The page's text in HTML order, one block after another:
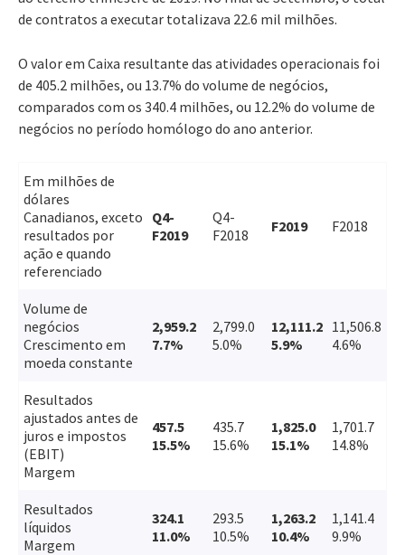
de contratos a executar totalizava 22.6 mil milhões.
O valor em Caixa resultante das atividades operacionais foi
de 405.2 milhões, ou 13.7% do volume de negócios,
comparados com os 340.4 milhões, ou 12.2% do volume de
negócios no período homólogo do ano anterior.
Em milhões de
dólares
Canadianos, exceto
resultados por
ação e quando
referenciado
Q4-
F2019
Q4-
F2018
F2019 F2018
Volume de
negócios
Crescimento em
moeda constante
2,959.2
7.7%
2,799.0
5.0%
12,111.2
5.9%
11,506.8
4.6%
Resultados
ajustados antes de
juros e impostos
(EBIT)
Margem
457.5
15.5%
435.7
15.6%
1,825.0
15.1%
1,701.7
14.8%
Resultados
líquidos
Margem
324.1
11.0%
293.5
10.5%
1,263.2
10.4%
1,141.4
9.9%